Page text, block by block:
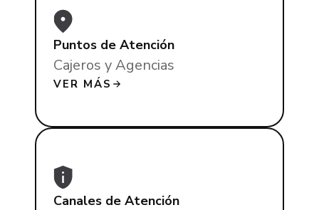
Puntos de Atención
Cajeros y Agencias
VER MÁS
Canales de Atención